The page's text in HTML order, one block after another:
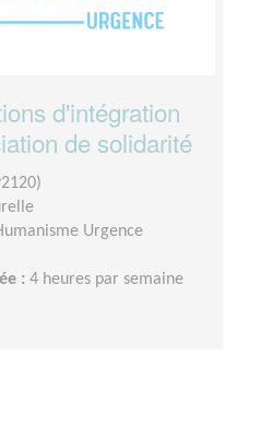
d'intégration
de solidarité
Urgence
: 4 heures par semaine